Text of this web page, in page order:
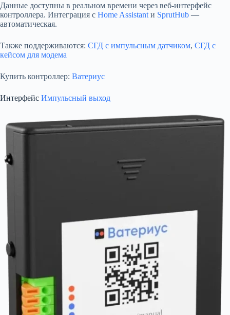
Данные доступны в реальном времени через веб-интерфейс
контроллера. Интеграция с Home Assistant и SprutHub —
автоматическая.
Также поддерживаются: СГД с импульсным датчиком, СГД с
кейсом для модема
Купить контроллер: Ватериус
Интерфейс Импульсный выход